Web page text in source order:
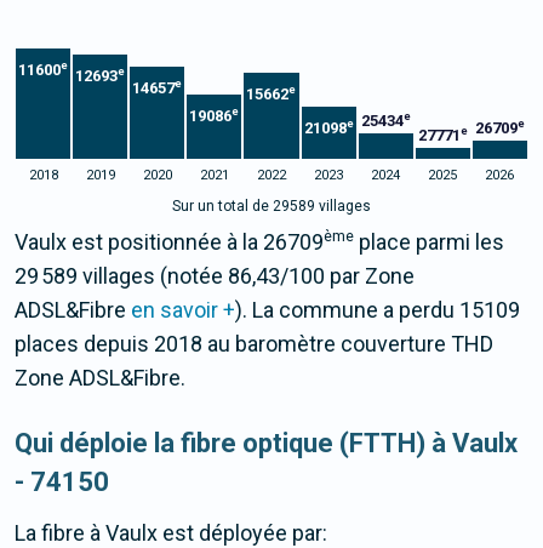
11600e
12693e
14657e
19086e
15662e
21098e 25434e
27771 e 26709e
2018 2019 2020 2021 2022 2023 2024 2025 2026
Sur un total de 29589 villages
Vaulx est positionnée à la 26709ème place parmi les
29 589 villages (notée 86,43/100 par Zone
ADSL&Fibre en savoir +). La commune a perdu 15109
places depuis 2018 au baromètre couverture THD
Zone ADSL&Fibre.
Qui déploie la fibre optique (FTTH) à Vaulx
- 74150
La fibre à Vaulx est déployée par: